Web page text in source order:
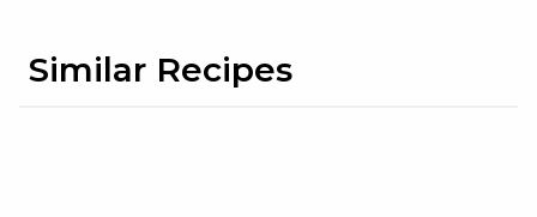
Similar Recipes